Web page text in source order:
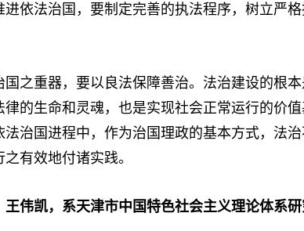
进依法治国，要制定完善的执法程序，树立严
重器，要以良法保障善治。法治建设的根本
律的生命和灵魂，也是实现社会正常运行的价
法治国进程中，作为治国理政的基本方式，法
有效地付诸实践。
王伟凯，系天津市中国特色社会主义理论体系研